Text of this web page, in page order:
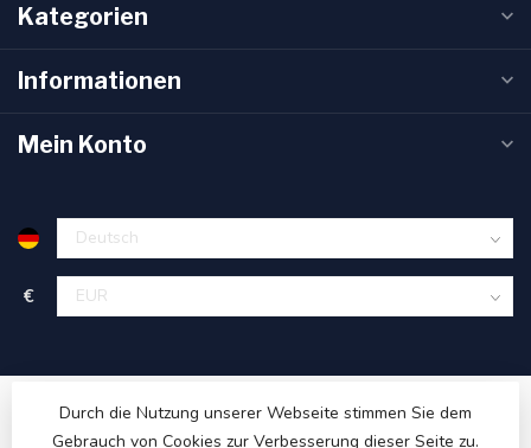
Kategorien
Informationen
Mein Konto
€
Durch die Nutzung unserer Webseite stimmen Sie dem
Gebrauch von Cookies zur Verbesserung dieser Seite zu.